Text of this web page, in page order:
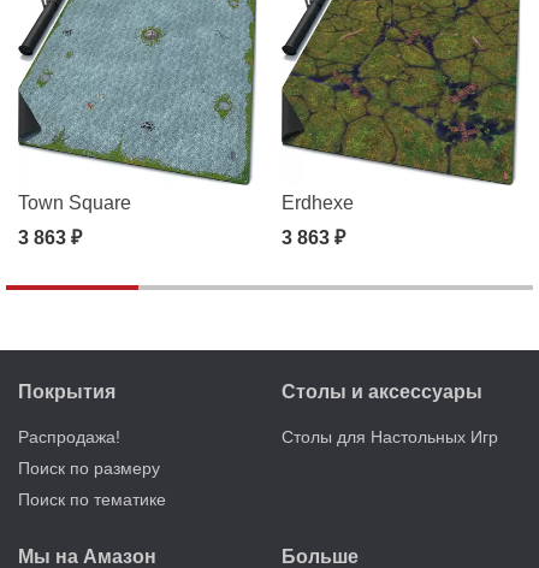
Town Square
3 863 ₽
Erdhexe
3 863 ₽
Покрытия
Распродажа!
Поиск по размеру
Поиск по тематике
Столы и аксессуары
Столы для Настольных Игр
Мы на Амазон Больше